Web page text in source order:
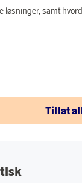
Spesifikasjoner:
Materiale:
OM
løsninger, samt
Tillat